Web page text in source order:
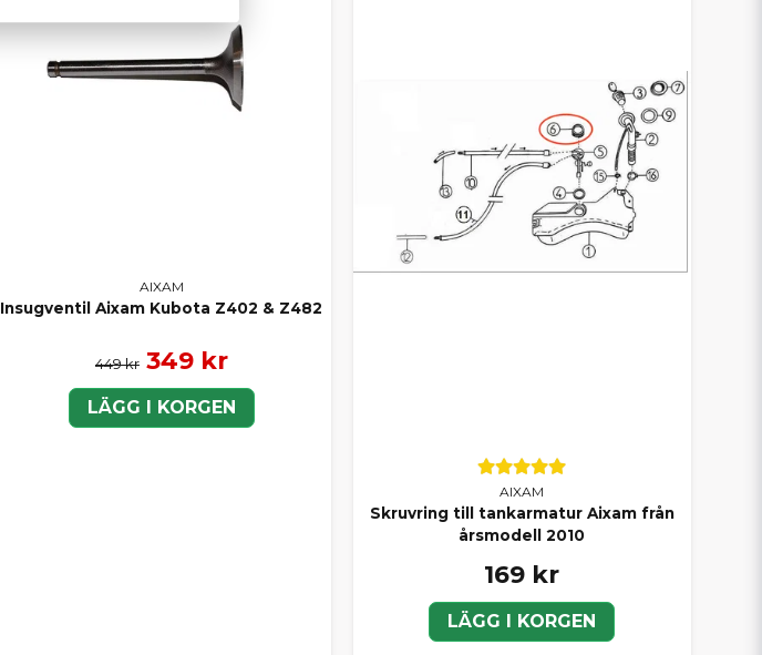
AIXAM
Insugventil Aixam Kubota Z402 & Z482
449 kr 349 kr
LÄGG I KORGEN
AIXAM
Skruvring till tankarmatur Aixam från
årsmodell 2010
169 kr
LÄGG I KORGEN